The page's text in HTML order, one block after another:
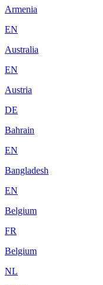
Armenia
EN
Australia
EN
Austria
DE
Bahrain
EN
Bangladesh
EN
Belgium
FR
Belgium
NL